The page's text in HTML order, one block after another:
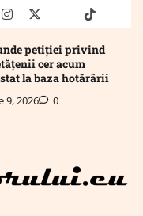
instagram
twitter truthtiktok
petiției privind
cer acum
la baza hotărârii
9, 2026 0